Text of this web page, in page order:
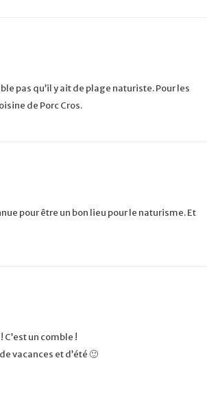
pas qu’il y ait de plage naturiste. Pour les
de Porc Cros.
pour être un bon lieu pour le naturisme. Et
un comble !
vacances et d’été 🙂